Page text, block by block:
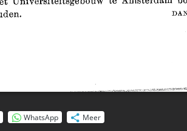
WhatsApp Meer